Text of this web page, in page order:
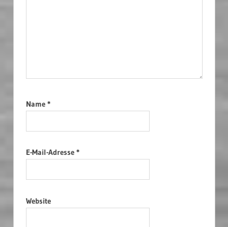
Name *
E-Mail-Adresse *
Website